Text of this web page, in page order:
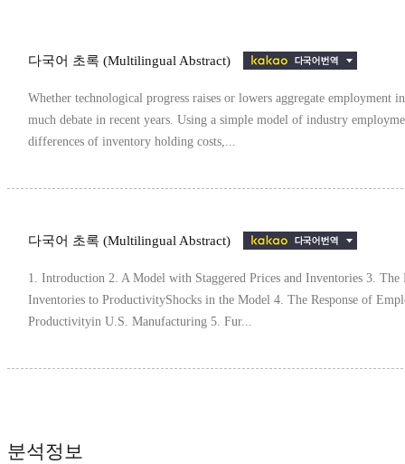
다국어 초록 (Multilingual Abstract)
Whether technological progress raises or lowers aggregate employment
much debate in recent years. Using a simple model of industry
differences of inventory holding costs,...
다국어 초록 (Multilingual Abstract)
1. Introduction 2. A Model with Staggered Prices and Inventories 3. The
Inventories to ProductivityShocks in the Model 4. The Response of
Productivityin U.S. Manufacturing 5. Fur...
분석정보